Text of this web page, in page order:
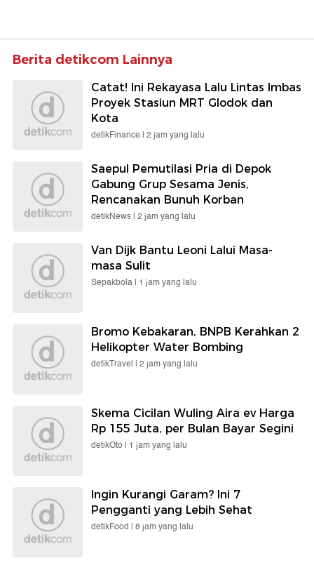
Berita detikcom Lainnya
Catat! Ini Rekayasa Lalu Lintas Imbas
Proyek Stasiun MRT Glodok dan
Kota
detikFinance | 2 jam yang lalu
Saepul Pemutilasi Pria di Depok
Gabung Grup Sesama Jenis,
Rencanakan Bunuh Korban
detikNews | 2 jam yang lalu
Van Dijk Bantu Leoni Lalui Masa-
masa Sulit
Sepakbola | 1 jam yang lalu
Bromo Kebakaran, BNPB Kerahkan 2
Helikopter Water Bombing
detikTravel | 2 jam yang lalu
Skema Cicilan Wuling Aira ev Harga
Rp 155 Juta, per Bulan Bayar Segini
detikOto | 1 jam yang lalu
Ingin Kurangi Garam? Ini 7
Pengganti yang Lebih Sehat
detikFood | 8 jam yang lalu